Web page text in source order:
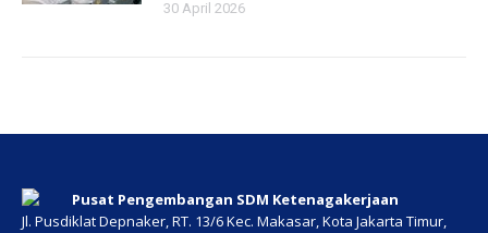
30 April 2026
Pusat Pengembangan SDM Ketenagakerjaan
Jl. Pusdiklat Depnaker, RT. 13/6 Kec. Makasar, Kota Jakarta Timur,